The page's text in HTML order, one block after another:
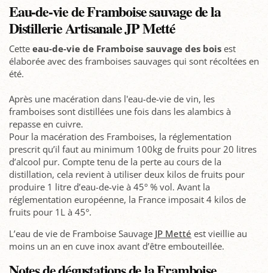
Eau-de-vie de Framboise sauvage de la
Distillerie Artisanale JP Metté
Cette eau-de-vie de Framboise sauvage des bois est
élaborée avec des framboises sauvages qui sont récoltées en
été.
Après une macération dans l'eau-de-vie de vin, les
framboises sont distillées une fois dans les alambics à
repasse en cuivre.
Pour la macération des Framboises, la réglementation
prescrit qu’il faut au minimum 100kg de fruits pour 20 litres
d’alcool pur. Compte tenu de la perte au cours de la
distillation, cela revient à utiliser deux kilos de fruits pour
produire 1 litre d’eau-de-vie à 45° % vol. Avant la
réglementation européenne, la France imposait 4 kilos de
fruits pour 1L à 45°.
L’eau de vie de Framboise Sauvage JP Metté est vieillie au
moins un an en cuve inox avant d’être embouteillée.